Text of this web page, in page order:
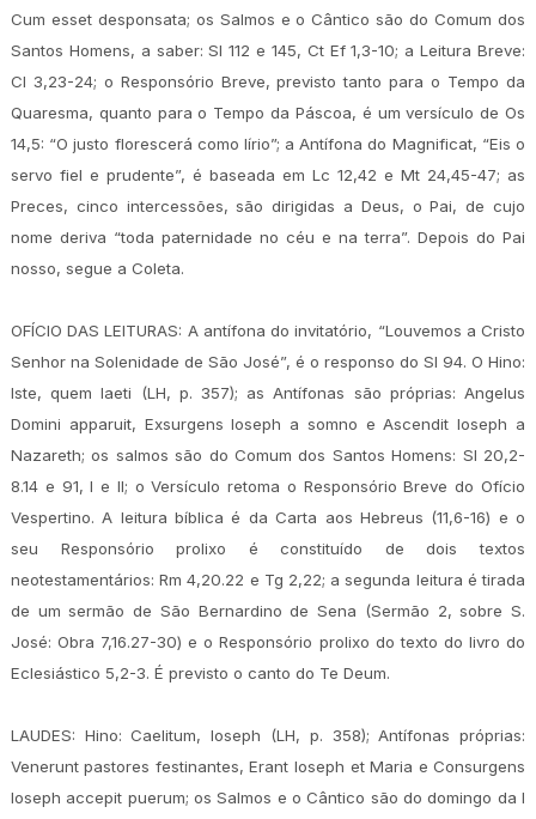
Cum esset desponsata; os Salmos e o Cântico são do Comum dos
Santos Homens, a saber: Sl 112 e 145, Ct Ef 1,3-10; a Leitura Breve:
Cl 3,23-24; o Responsório Breve, previsto tanto para o Tempo da
Quaresma, quanto para o Tempo da Páscoa, é um versículo de Os
14,5: “O justo florescerá como lírio”; a Antífona do Magnificat, “Eis o
servo fiel e prudente”, é baseada em Lc 12,42 e Mt 24,45-47; as
Preces, cinco intercessões, são dirigidas a Deus, o Pai, de cujo
nome deriva “toda paternidade no céu e na terra”. Depois do Pai
nosso, segue a Coleta.
OFÍCIO DAS LEITURAS: A antífona do invitatório, “Louvemos a Cristo
Senhor na Solenidade de São José”, é o responso do Sl 94. O Hino:
Iste, quem laeti (LH, p. 357); as Antífonas são próprias: Angelus
Domini apparuit, Exsurgens Ioseph a somno e Ascendit Ioseph a
Nazareth; os salmos são do Comum dos Santos Homens: Sl 20,2-
8.14 e 91, I e II; o Versículo retoma o Responsório Breve do Ofício
Vespertino. A leitura bíblica é da Carta aos Hebreus (11,6-16) e o
seu Responsório prolixo é constituído de dois textos
neotestamentários: Rm 4,20.22 e Tg 2,22; a segunda leitura é tirada
de um sermão de São Bernardino de Sena (Sermão 2, sobre S.
José: Obra 7,16.27-30) e o Responsório prolixo do texto do livro do
Eclesiástico 5,2-3. É previsto o canto do Te Deum.
LAUDES: Hino: Caelitum, Ioseph (LH, p. 358); Antífonas próprias:
Venerunt pastores festinantes, Erant Ioseph et Maria e Consurgens
Ioseph accepit puerum; os Salmos e o Cântico são do domingo da I